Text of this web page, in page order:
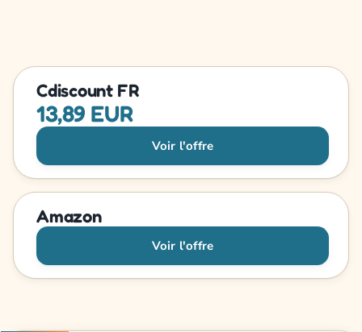
Cdiscount FR
13,89 EUR
Voir l'offre
Amazon
Voir l'offre